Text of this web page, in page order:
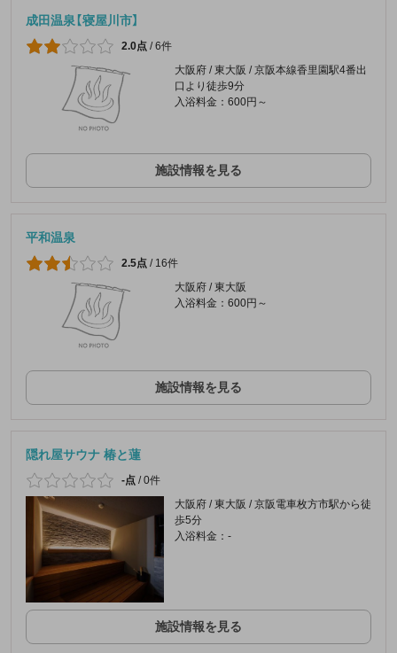
成田温泉【寝屋川市】
2.0点 /6件
大阪府 / 東大阪 / 京阪本線香里園駅4番出
口より徒歩9分
入浴料金：600円～
施設情報を見る
平和温泉
2.5点 / 16件
大阪府 / 東大阪
入浴料金：600円～
施設情報を見る
隠れ屋サウナ 椿と蓮
-点 /0件
大阪府 / 東大阪 / 京阪電車枚方市駅から徒
歩5分
入浴料金：-
施設情報を見る